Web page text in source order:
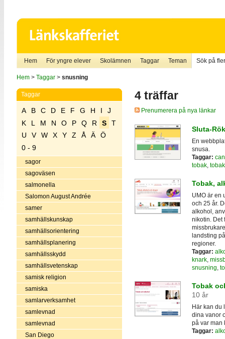
Hem För yngre elever Skolämnen Taggar Teman Sök på
Hem> Taggar> snusning
Taggar
A B C D E F G H I
J
K
L M N O P Q R S
T
U
V W X Y Z Å Ä
Ö
0 - 9
sagor
sagoväsen
salmonella
Salomon August Andrée
samer
samhällskunskap
samhällsorientering
samhällsplanering
samhällsskydd
samhällsvetenskap
samisk religion
samiska
samlarverksamhet
samlevnad
samlevnad
San Diego
4 träffar
Prenumerera på nya länkar
Sluta-
En
snusa.
Taggar:
tobak,
Tobak,
UMO är en
och 25 år.
alkohol,
nikotin. Det
landsting
regioner.
Taggar:
knark,
snusning,
Tobak
10 år
Här kan du
dina vanor
på var man
Taggar: